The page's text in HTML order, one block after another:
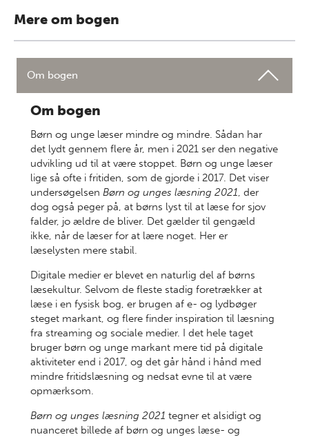
Mere om bogen
Om bogen
Om bogen
Børn og unge læser mindre og mindre. Sådan har
det lydt gennem flere år, men i 2021 ser den negative
udvikling ud til at være stoppet. Børn og unge læser
lige så ofte i fritiden, som de gjorde i 2017. Det viser
undersøgelsen Børn og unges læsning 2021, der
dog også peger på, at børns lyst til at læse for sjov
falder, jo ældre de bliver. Det gælder til gengæld
ikke, når de læser for at lære noget. Her er
læselysten mere stabil.
Digitale medier er blevet en naturlig del af børns
læsekultur. Selvom de fleste stadig foretrækker at
læse i en fysisk bog, er brugen af e- og lydbøger
steget markant, og flere finder inspiration til læsning
fra streaming og sociale medier. I det hele taget
bruger børn og unge markant mere tid på digitale
aktiviteter end i 2017, og det går hånd i hånd med
mindre fritidslæsning og nedsat evne til at være
opmærksom.
Børn og unges læsning 2021 tegner et alsidigt og
nuanceret billede af børn og unges læse- og